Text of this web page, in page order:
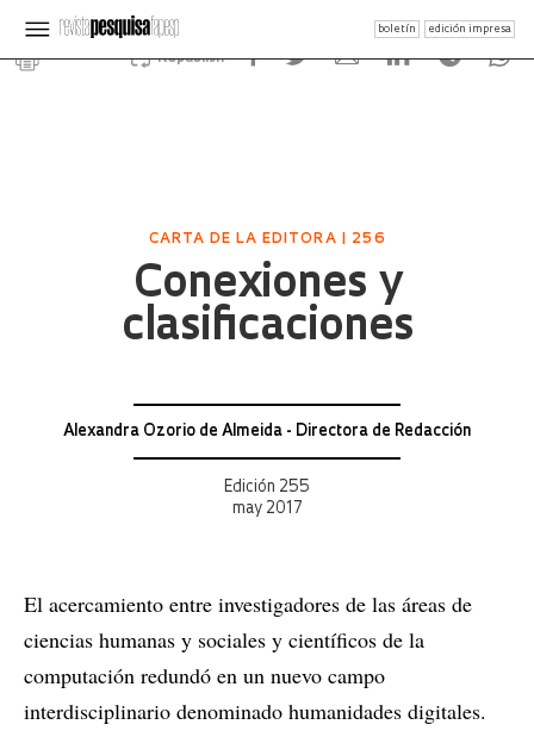
boletín edición impresa
Republish
CARTA DE LA EDITORA | 256
Conexiones y
clasificaciones
Alexandra Ozorio de Almeida - Directora de Redacción
Edición 255
may 2017
El acercamiento entre investigadores de las áreas de
ciencias humanas y sociales y científicos de la
computación redundó en un nuevo campo
interdisciplinario denominado humanidades digitales.